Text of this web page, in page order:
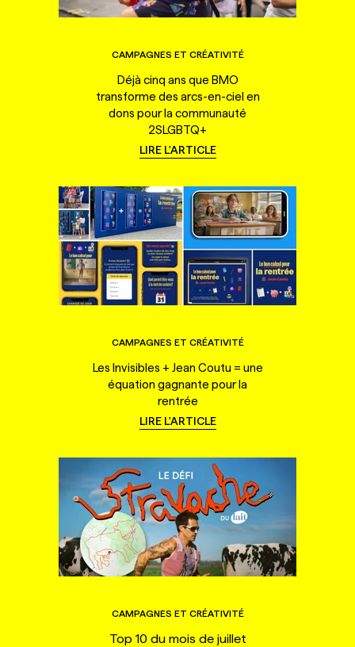
CAMPAGNES ET CRÉATIVITÉ
Déjà cinq ans que BMO
transforme des arcs-en-ciel en
dons pour la communauté
2SLGBTQ+
LIRE L'ARTICLE
CAMPAGNES ET CRÉATIVITÉ
Les Invisibles + Jean Coutu = une
équation gagnante pour la
rentrée
LIRE L'ARTICLE
CAMPAGNES ET CRÉATIVITÉ
Top 10 du mois de juillet